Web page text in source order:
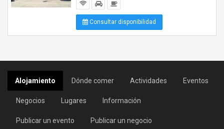
Consultar disponibilidad
Alojamiento Dónde comer Actividades Eventos
Negocios Lugares Información
Publicar un evento Publicar un negocio